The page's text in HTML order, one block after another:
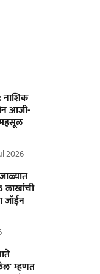
नाशिक
आजी-
महसूल
2026
लाखांची
जॉईन
म्हणत